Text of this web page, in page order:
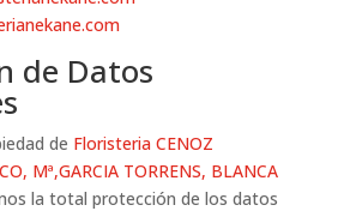
de Datos
de Floristeria CENOZ
Mª,GARCIA TORRENS, BLANCA
la total protección de los datos